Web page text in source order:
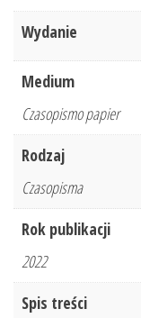
5/2022
Wydanie
Medium
Czasopismo papier
Rodzaj
Czasopisma
Rok publikacji
2022
Spis treści